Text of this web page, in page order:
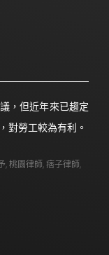
，但近年來已趨定
對勞工較為有利。
,桃園律師,痞子律師,